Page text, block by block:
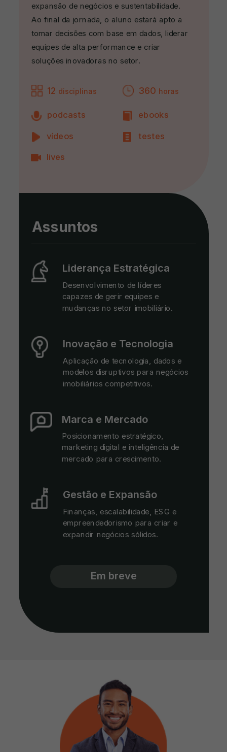
expansão de negócios e sustentabilidade.
Ao final da jornada, o aluno estará apto a
tomar decisões com base em dados, liderar
equipes de alta performance e criar
soluções inovadoras no setor.
podcasts
vídeos
lives
ebooks
testes
12 disciplinas 360 horas
Assuntos
Liderança Estratégica
Desenvolvimento de líderes
capazes de gerir equipes e
mudanças no setor imobiliário.
Inovação e Tecnologia
Aplicação de tecnologia, dados e
modelos disruptivos para negócios
imobiliários competitivos.
Marca e Mercado
Posicionamento estratégico,
marketing digital e inteligência de
mercado para crescimento.
Gestão e Expansão
Finanças, escalabilidade, ESG e
empreendedorismo para criar e
expandir negócios sólidos.
Em breve